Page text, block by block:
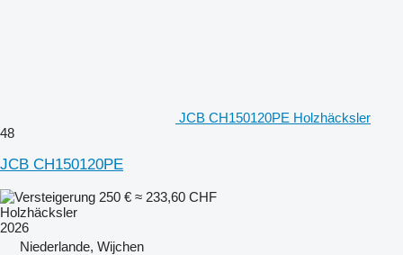
JCB CH150120PE Holzhäcksler
48
JCB CH150120PE
250 € ≈ 233,60 CHF
Holzhäcksler
2026
Niederlande, Wijchen